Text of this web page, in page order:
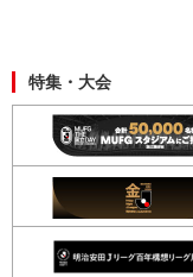
特集・大会